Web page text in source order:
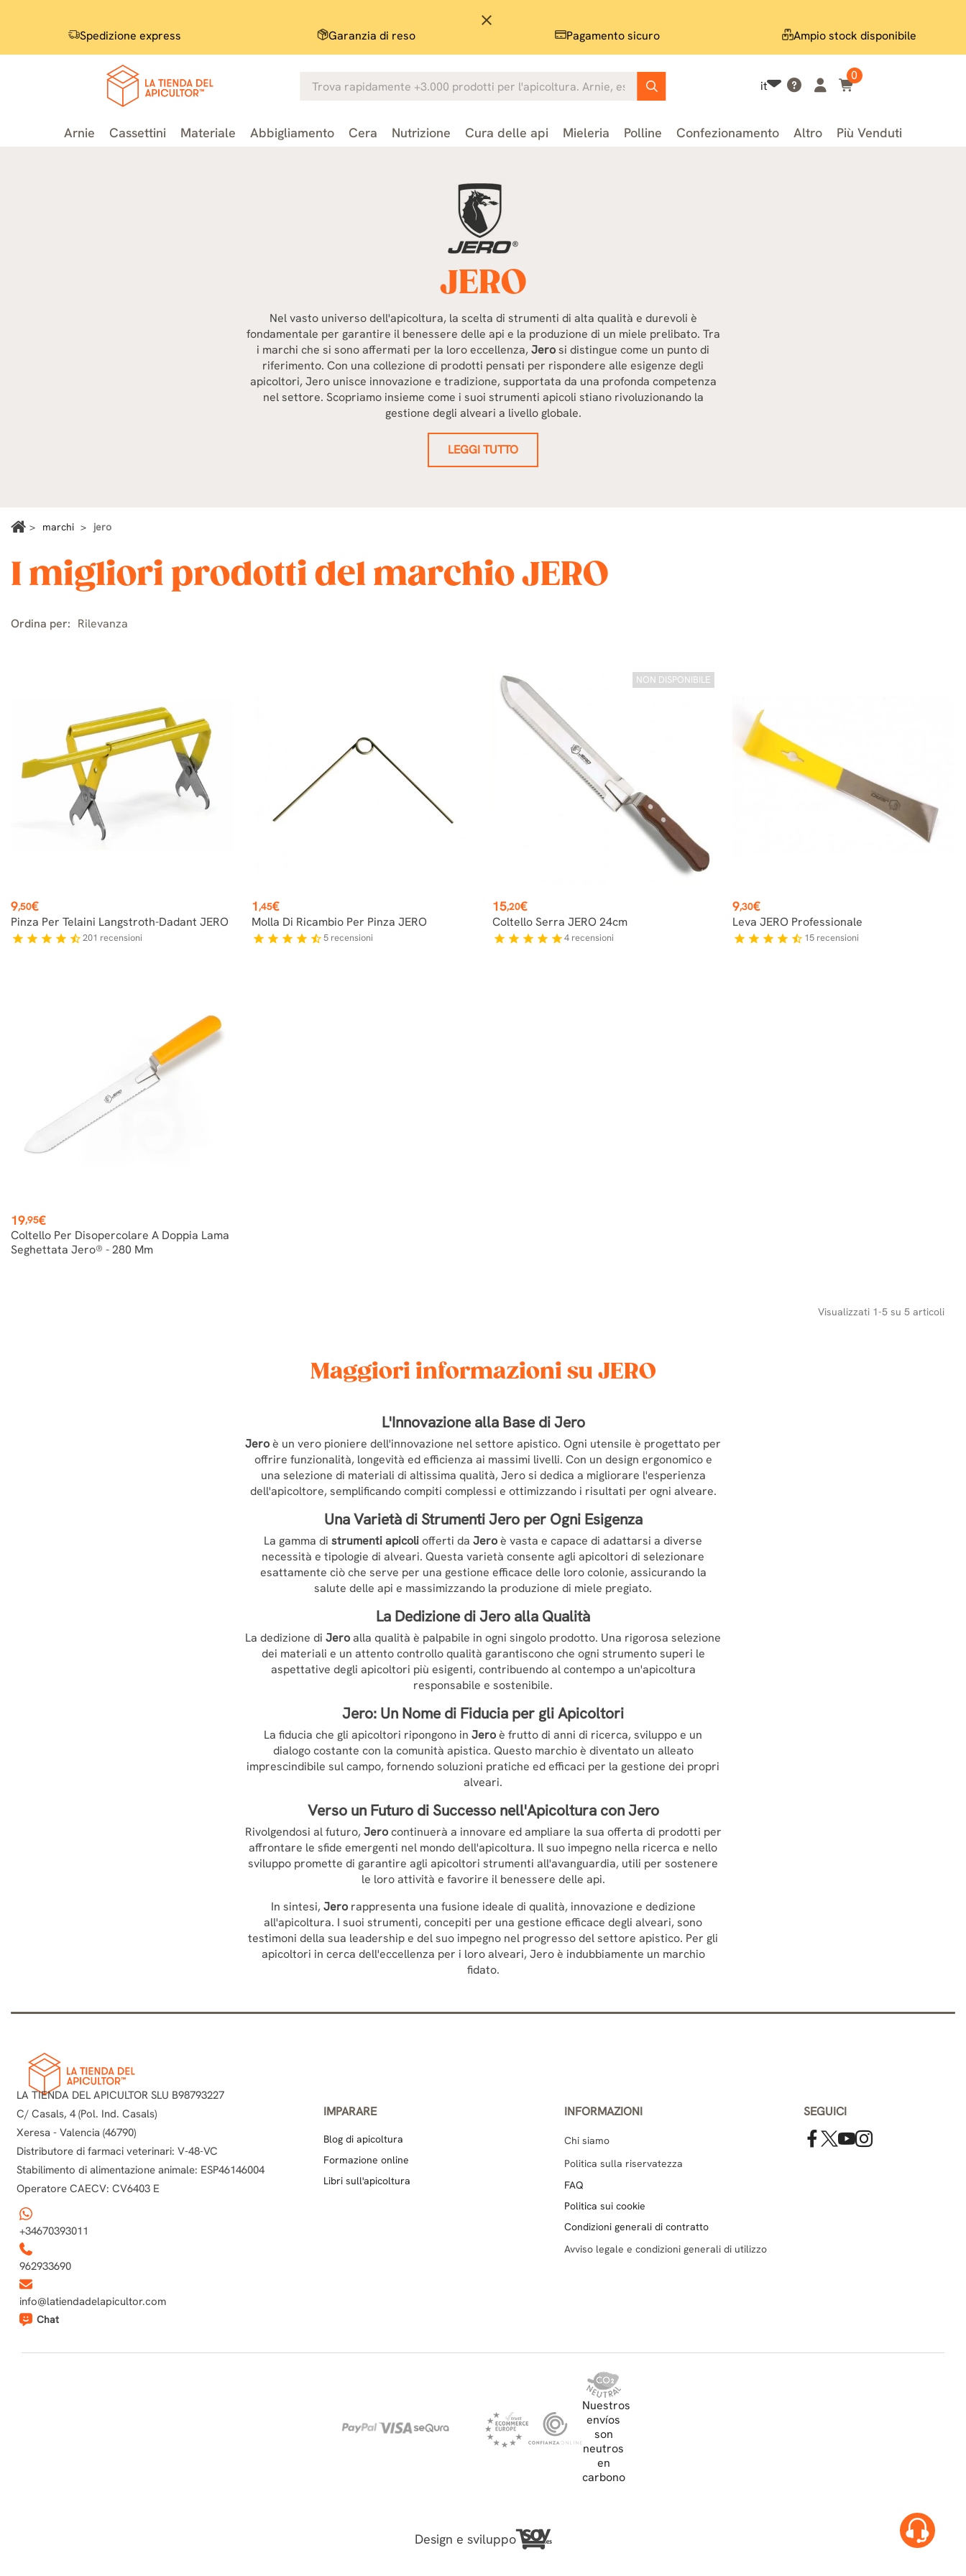
close
Spedizione express Garanzia di reso Pagamento sicuro Ampio stock disponibile
it
0
Arnie Cassettini Materiale Abbigliamento Cera Nutrizione Cura delle api Mieleria Polline Confezionamento Altro Più Venduti
JERO
Nel vasto universo dell'apicoltura, la scelta di strumenti di alta qualità e durevoli è
fondamentale per garantire il benessere delle api e la produzione di un miele prelibato. Tra
i marchi che si sono affermati per la loro eccellenza, Jerosi distingue come un punto di
riferimento. Con una collezione di prodotti pensati per rispondere alle esigenze degli
apicoltori, Jero unisce innovazione e tradizione, supportata da una profonda competenza
nel settore. Scopriamo insieme come i suoi strumenti apicoli stiano rivoluzionando la
gestione degli alveari a livello globale.
LEGGI TUTTO
marchi jero
I migliori prodotti del marchio JERO
Ordina per: Rilevanza
Prezzo
9,50€
Pinza Per Telaini Langstroth-Dadant JERO
star star star star star_half201 recensioni
Prezzo
1,45€
Molla Di Ricambio Per Pinza JERO
star star star star star_half5 recensioni
NON DISPONIBILE
Prezzo
15,20€
Coltello Serra JERO 24cm
star star star star star4 recensioni
Prezzo
9,30€
Leva JERO Professionale
star star star star star_half 15 recensioni
Prezzo
19,95€
Coltello Per Disopercolare A Doppia Lama
Seghettata Jero® - 280 Mm
Visualizzati 1-5 su 5 articoli
Maggiori informazioni su JERO
L'Innovazione alla Base diJero
Jeroè un vero pioniere dell'innovazione nel settore apistico. Ogni utensile è progettato per
offrire funzionalità, longevità ed efficienza ai massimi livelli. Con un design ergonomico e
una selezione di materiali di altissima qualità, Jero si dedica a migliorare l'esperienza
dell'apicoltore, semplificando compiti complessi e ottimizzando i risultati per ogni alveare.
Una Varietà di StrumentiJeroper Ogni Esigenza
La gamma di strumenti apicoliofferti da Jeroè vasta e capace di adattarsi a diverse
necessità e tipologie di alveari. Questa varietà consente agli apicoltori di selezionare
esattamente ciò che serve per una gestione efficace delle loro colonie, assicurando la
salute delle api e massimizzando la produzione di miele pregiato.
La Dedizione diJero alla Qualità
La dedizione di Jeroalla qualità è palpabile in ogni singolo prodotto. Una rigorosa selezione
dei materiali e un attento controllo qualità garantiscono che ogni strumento superi le
aspettative degli apicoltori più esigenti, contribuendo al contempo a un'apicoltura
responsabile e sostenibile.
Jero: Un Nome di Fiducia per gli Apicoltori
La fiducia che gli apicoltori ripongono in Jeroè frutto di anni di ricerca, sviluppo e un
dialogo costante con la comunità apistica. Questo marchio è diventato un alleato
imprescindibile sul campo, fornendo soluzioni pratiche ed efficaci per la gestione dei propri
alveari.
Verso un Futuro di Successo nell'Apicoltura conJero
Rivolgendosi al futuro, Jerocontinuerà a innovare ed ampliare la sua offerta di prodotti per
affrontare le sfide emergenti nel mondo dell'apicoltura. Il suo impegno nella ricerca e nello
sviluppo promette di garantire agli apicoltori strumenti all'avanguardia, utili per sostenere
le loro attività e favorire il benessere delle api.
In sintesi, Jerorappresenta una fusione ideale di qualità, innovazione e dedizione
all'apicoltura. I suoi strumenti, concepiti per una gestione efficace degli alveari, sono
testimoni della sua leadership e del suo impegno nel progresso del settore apistico. Per gli
apicoltori in cerca dell'eccellenza per i loro alveari, Jero è indubbiamente un marchio
fidato.
LA TIENDA DEL APICULTOR SLU B98793227
C/ Casals, 4 (Pol. Ind. Casals)
Xeresa - Valencia (46790)
Distributore di farmaci veterinari: V-48-VC
Stabilimento di alimentazione animale: ESP46146004
Operatore CAECV: CV6403 E
+34670393011
962933690
info@latiendadelapicultor.com
Chat
IMPARARE
Blog di apicoltura
Formazione online
Libri sull'apicoltura
INFORMAZIONI
Chi siamo
Politica sulla riservatezza
FAQ
Politica sui cookie
Condizioni generali di contratto
Avviso legale e condizioni generali di utilizzo
SEGUICI
Nuestros
envíos
son
neutros
en
carbono
Design e sviluppo